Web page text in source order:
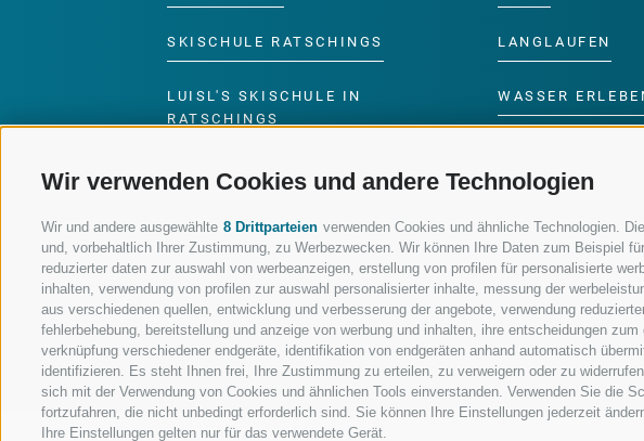
Wir verwenden Cookies und andere Technologien
Wir und andere ausgewählte 8 Drittparteien verwenden Cookies und ähnliche Technologien.
und, vorbehaltlich Ihrer Zustimmung, zu Werbezwecken. Wir können Ihre Daten zum Beispiel
reduzierter daten zur auswahl von werbeanzeigen, erstellung von profilen für personalisierte
inhalten, verwendung von profilen zur auswahl personalisierter inhalte, messung der
aus verschiedenen quellen, entwicklung und verbesserung der angebote, verwendung
fehlerbehebung, bereitstellung und anzeige von werbung und inhalten, ihre entscheidungen
verknüpfung verschiedener endgeräte, identifikation von endgeräten anhand automatisch
identifizieren. Es steht Ihnen frei, Ihre Zustimmung zu erteilen, zu verweigern oder zu
sich mit der Verwendung von Cookies und ähnlichen Tools einverstanden. Verwenden Sie die
fortzufahren, die nicht unbedingt erforderlich sind. Sie können Ihre Einstellungen jederzeit
Ihre Einstellungen gelten nur für das verwendete Gerät.
SKISCHULE RATSCHINGS
LUISL'S SKISCHULE IN
RATSCHINGS
LANGLAUFEN
WASSER
FOLGE UNS AUF SOCIAL MEDIA